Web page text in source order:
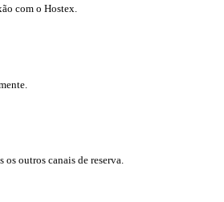
com o Hostex.
outros canais de reserva.